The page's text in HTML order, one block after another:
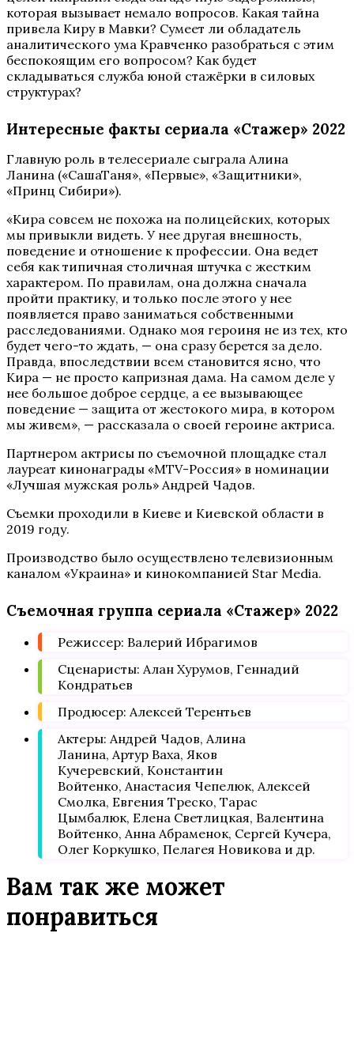
которая вызывает немало вопросов. Какая тайна
привела Киру в Мавки? Сумеет ли обладатель
аналитического ума Кравченко разобраться с этим
беспокоящим его вопросом? Как будет
складываться служба юной стажёрки в силовых
структурах?
Интересные факты сериала «Стажер» 2022
Главную роль в телесериале сыграла Алина
Ланина («СашаТаня», «Первые», «Защитники»,
«Принц Сибири»).
«Кира совсем не похожа на полицейских, которых
мы привыкли видеть. У нее другая внешность,
поведение и отношение к профессии. Она ведет
себя как типичная столичная штучка с жестким
характером. По правилам, она должна сначала
пройти практику, и только после этого у нее
появляется право заниматься собственными
расследованиями. Однако моя героиня не из тех, кто
будет чего-то ждать, — она сразу берется за дело.
Правда, впоследствии всем становится ясно, что
Кира — не просто капризная дама. На самом деле у
нее большое доброе сердце, а ее вызывающее
поведение — защита от жестокого мира, в котором
мы живем», — рассказала о своей героине актриса.
Партнером актрисы по съемочной площадке стал
лауреат кинонаграды «MTV-Россия» в номинации
«Лучшая мужская роль» Андрей Чадов.
Съемки проходили в Киеве и Киевской области в
2019 году.
Производство было осуществлено телевизионным
каналом «Украина» и кинокомпанией Star Media.
Съемочная группа сериала «Стажер» 2022
Режиссер: Валерий Ибрагимов
Сценаристы: Алан Хурумов, Геннадий
Кондратьев
Продюсер: Алексей Терентьев
Актеры: Андрей Чадов, Алина
Ланина, Артур Ваха, Яков
Кучеревский, Константин
Войтенко, Анастасия Чепелюк, Алексей
Смолка, Евгения Треско, Тарас
Цымбалюк, Елена Светлицкая, Валентина
Войтенко, Анна Абраменок, Сергей Кучера,
Олег Коркушко, Пелагея Новикова и др.
Вам так же может
понравиться